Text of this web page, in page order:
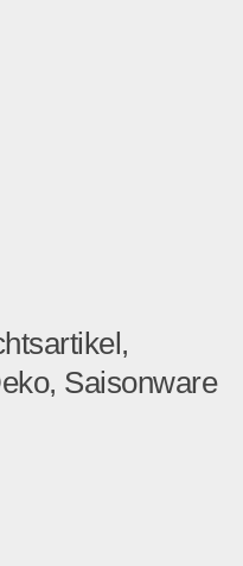
Saisonware